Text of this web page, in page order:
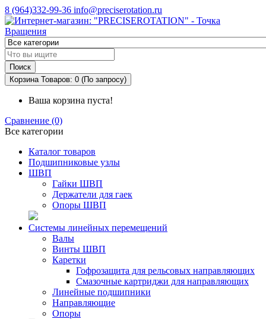
8 (964)332-99-36 info@preciserotation.ru
Поиск
Корзина Товаров: 0 (По запросу)
Ваша корзина пуста!
Сравнение (0)
Все категории
Каталог товаров
Подшипниковые узлы
ШВП
Гайки ШВП
Держатели для гаек
Опоры ШВП
Системы линейных перемещений
Валы
Винты ШВП
Каретки
Гофрозащита для рельсовых направляющих
Смазочные картриджи для направляющих
Линейные подшипники
Направляющие
Опоры